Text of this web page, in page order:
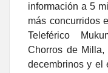
información a 5
más concurridos
Teleférico
Chorros de Milla,
decembrinos y el